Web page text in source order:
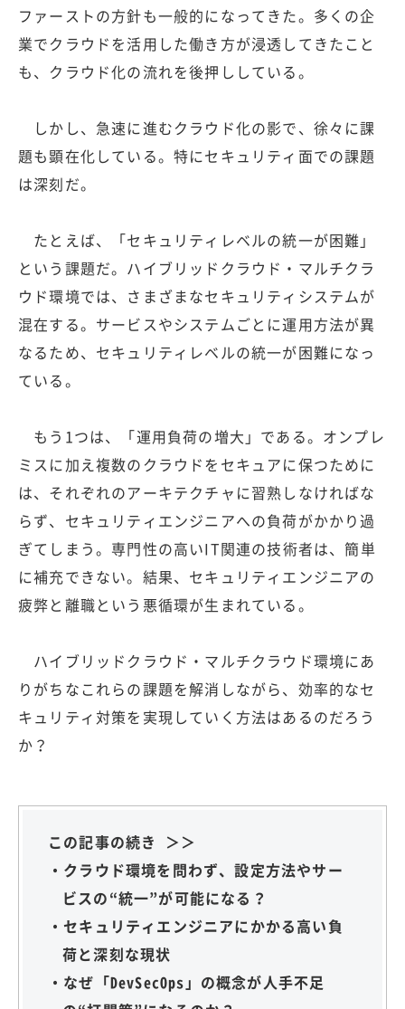
ファーストの方針も一般的になってきた。多くの企
業でクラウドを活用した働き方が浸透してきたこと
も、クラウド化の流れを後押ししている。
しかし、急速に進むクラウド化の影で、徐々に課
題も顕在化している。特にセキュリティ面での課題
は深刻だ。
たとえば、「セキュリティレベルの統一が困難」
という課題だ。ハイブリッドクラウド・マルチクラ
ウド環境では、さまざまなセキュリティシステムが
混在する。サービスやシステムごとに運用方法が異
なるため、セキュリティレベルの統一が困難になっ
ている。
もう1つは、「運用負荷の増大」である。オンプレ
ミスに加え複数のクラウドをセキュアに保つために
は、それぞれのアーキテクチャに習熟しなければな
らず、セキュリティエンジニアへの負荷がかかり過
ぎてしまう。専門性の高いIT関連の技術者は、簡単
に補充できない。結果、セキュリティエンジニアの
疲弊と離職という悪循環が生まれている。
ハイブリッドクラウド・マルチクラウド環境にあ
りがちなこれらの課題を解消しながら、効率的なセ
キュリティ対策を実現していく方法はあるのだろう
か？
この記事の続き ＞＞
・クラウド環境を問わず、設定方法やサー
ビスの“統一”が可能になる？
・セキュリティエンジニアにかかる高い負
荷と深刻な現状
・なぜ「DevSecOps」の概念が人手不足